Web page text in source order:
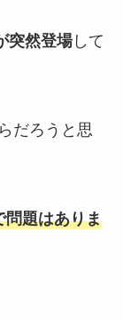
突然登場して
だろうと思
問題はありま